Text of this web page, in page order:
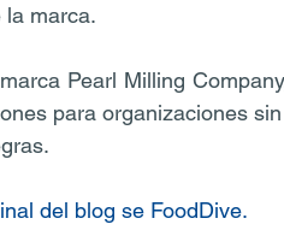
la marca.
Pearl Milling
para organizaciones
del blog se FoodDive.